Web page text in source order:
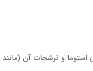
و ترشحات آن (مانند